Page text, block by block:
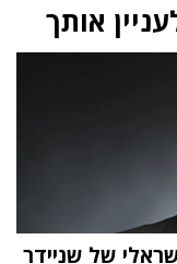
אותך
של שניידר